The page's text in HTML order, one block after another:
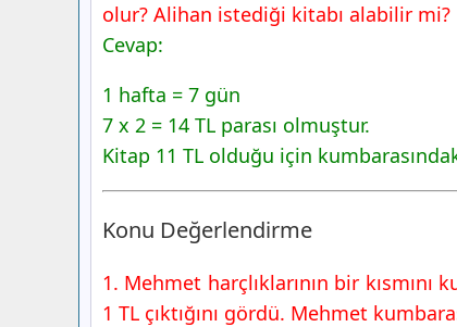
olur? Alihan istediği kitabı alabilir mi?
Cevap:
1 hafta = 7 gün
7 x 2 = 14 TL parası olmuştur.
Kitap 11 TL olduğu için
Konu Değerlendirme
1. Mehmet harçlıklarının bir
1 TL çıktığını gördü. Mehmet